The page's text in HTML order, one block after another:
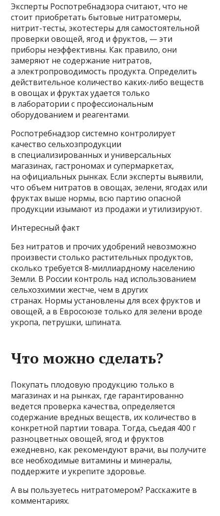
Эксперты Роспотребнадзора считают, что не
стоит приобретать бытовые нитратомеры,
нитрит-тесты, экотестеры для самостоятельной
проверки овощей, ягод и фруктов, — эти
приборы неэффективны. Как правило, они
замеряют не содержание нитратов,
а электропроводимость продукта. Определить
действительное количество каких-либо веществ
в овощах и фруктах удается только
в лаборатории с профессиональным
оборудованием и реагентами.
Роспотребнадзор системно контролирует
качество сельхозпродукции
в специализированных и универсальных
магазинах, гастрономах и супермаркетах,
на официальных рынках. Если эксперты выявили,
что объем нитратов в овощах, зелени, ягодах или
фруктах выше нормы, всю партию опасной
продукции изымают из продажи и утилизируют.
Интересный факт
Без нитратов и прочих удобрений невозможно
произвести столько растительных продуктов,
сколько требуется 8-миллиардному населению
Земли. В России контроль над использованием
сельхозхимии жестче, чем в других
странах. Нормы установлены для всех фруктов и
овощей, а в Евросоюзе только для зелени вроде
укропа, петрушки, шпината.
Что можно сделать?
Покупать плодовую продукцию только в
магазинах и на рынках, где гарантированно
ведется проверка качества, определяется
содержание вредных веществ, их количество в
конкретной партии товара. Тогда, съедая 400 г
разноцветных овощей, ягод и фруктов
ежедневно, как рекомендуют врачи, вы получите
все необходимые витамины и минералы,
поддержите и укрепите здоровье.
А вы пользуетесь нитратомером? Расскажите в
комментариях.